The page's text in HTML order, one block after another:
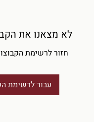
לא מצאנו את
חזור לרשימת
עבור לרשימת